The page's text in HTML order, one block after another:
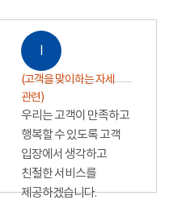
Ⅰ
(고객을 맞이하는 자세
관련)
우리는 고객이 만족하고
행복할 수 있도록 고객
입장에서 생각하고
친절한 서비스를
제공하겠습니다.